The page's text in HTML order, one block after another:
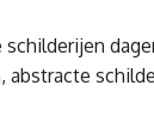
abstracte